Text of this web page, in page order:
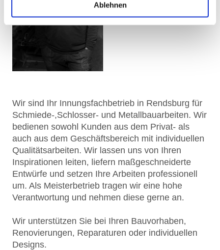
Ablehnen
Wir sind Ihr Innungsfachbetrieb in Rendsburg für
Schmiede-,Schlosser- und Metallbauarbeiten. Wir
bedienen sowohl Kunden aus dem Privat- als
auch aus dem Geschäftsbereich mit individuellen
Qualitätsarbeiten. Wir lassen uns von Ihren
Inspirationen leiten, liefern maßgeschneiderte
Entwürfe und setzen Ihre Arbeiten professionell
um. Als Meisterbetrieb tragen wir eine hohe
Verantwortung und nehmen diese gerne an.
Wir unterstützen Sie bei Ihren Bauvorhaben,
Renovierungen, Reparaturen oder individuellen
Designs.